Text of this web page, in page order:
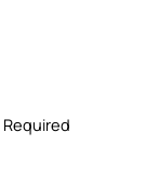
Required